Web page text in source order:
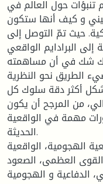
تنبؤات حول العالم في
و كيف أنها ستكون
حيث تمّ التوصل إلى
البرادايم الواقعي
شك في أن مساهمته
الطريق نحو النظرية
أكثر دقة سلوك كل
من المرجح أن يكون
مهمة في الواقعية
الحديثة.
الهجومية، الواقعية
القوى العظمى، الصعود
الدفاعية و الهجومية.